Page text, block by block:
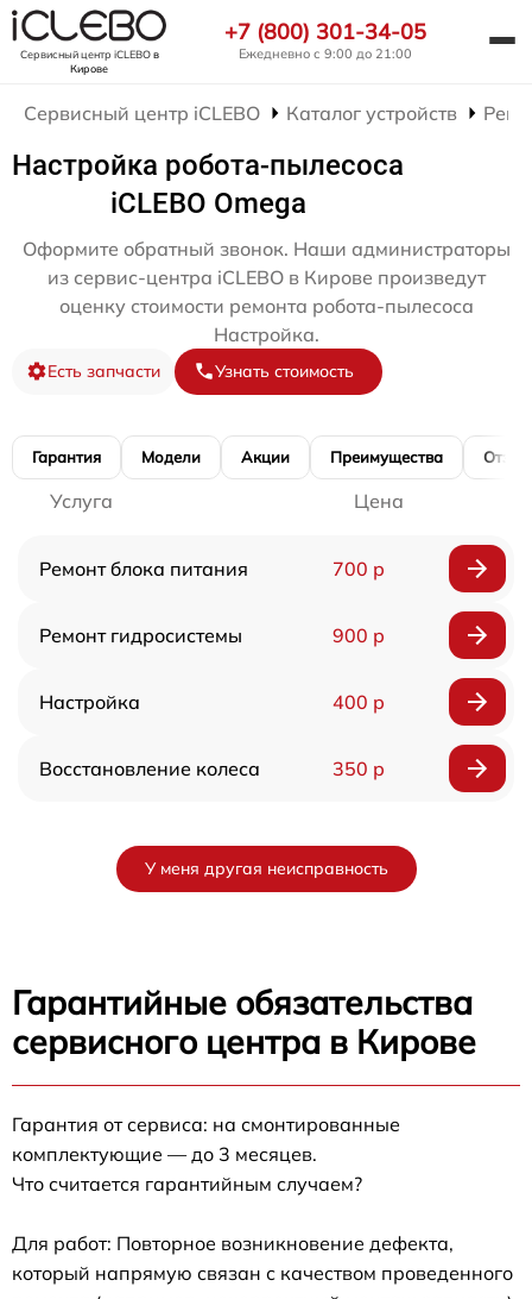
Сервисный центр iCLEBOв
Кирове
+7 (800) 301-34-05
Ежедневно с 9:00 до 21:00
Сервисный центр iCLEBO Каталог устройств
Настройка робота-пылесоса
iCLEBO Omega
Оформите обратный звонок. Наши администраторы
из сервис-центра iCLEBO в Кирове произведут
оценку стоимости ремонта робота-пылесоса
Настройка.
Есть запчасти Узнать стоимость
Гарантия Модели Акции Преимущества
Услуга Цена
Ремонт блока питания 700 р
Ремонт гидросистемы 900 р
Настройка 400 р
Восстановление колеса 350 р
У меня другая неисправность
Гарантийные обязательства
сервисного центра в Кирове
Гарантия от сервиса: на смонтированные
комплектующие — до 3 месяцев.
Что считается гарантийным случаем?
Для работ: Повторное возникновение дефекта,
который напрямую связан с качеством проведенного